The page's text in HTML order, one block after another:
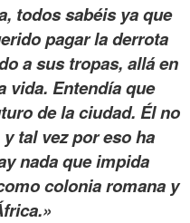
todos sabéis ya que
pagar la derrota
a sus tropas, allá en
vida. Entendía que
de la ciudad. Él no
tal vez por eso ha
nada que impida
colonia romana y